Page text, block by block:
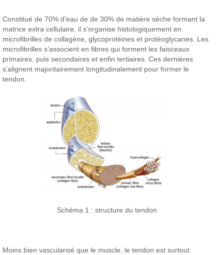
Constitué de 70% d’eau de de 30% de matière sèche formant la
matrice extra cellulaire, il s’organise histologiquement en
microfibrilles de collagène, glycoprotéines et protéoglycanes. Les
microfibrilles s’associent en fibres qui forment les faisceaux
primaires, puis secondaires et enfin tertiaires. Ces dernières
s’alignent majoritairement longitudinalement pour former le
tendon.
Schéma 1 : structure du tendon
Moins bien vascularisé que le muscle, le tendon est surtout